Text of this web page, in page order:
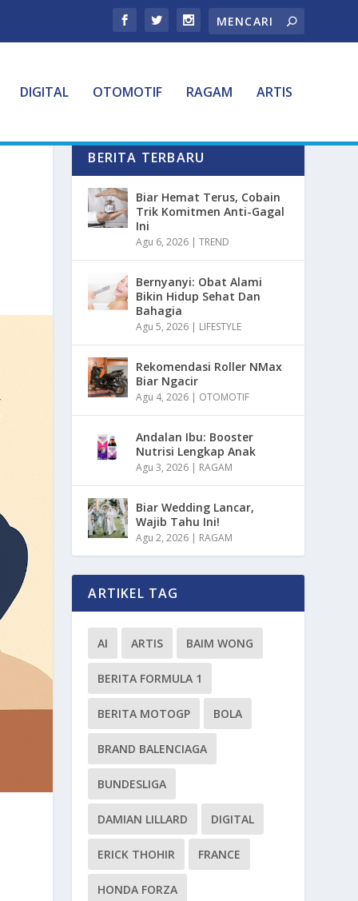
DIGITAL OTOMOTIF RAGAM ARTIS
BERITA TERBARU
Biar Hemat Terus, Cobain
Trik Komitmen Anti-Gagal
Ini
Agu 6, 2026 |TREND
Bernyanyi: Obat Alami
Bikin Hidup Sehat Dan
Bahagia
Agu 5, 2026 | LIFESTYLE
Rekomendasi Roller NMax
Biar Ngacir
Agu 4, 2026 | OTOMOTIF
Andalan Ibu: Booster
Nutrisi Lengkap Anak
Agu 3, 2026 | RAGAM
Biar Wedding Lancar,
Wajib Tahu Ini!
Agu 2, 2026 | RAGAM
ARTIKEL TAG
AI ARTIS BAIM WONG
BERITA FORMULA 1
BERITA MOTOGP BOLA
BRAND BALENCIAGA
BUNDESLIGA
DAMIAN LILLARD DIGITAL
ERICK THOHIR FRANCE
HONDA FORZA